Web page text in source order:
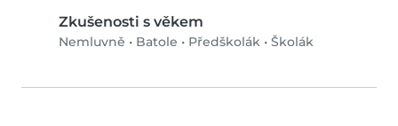
Zkušenosti s věkem
Nemluvně • Batole • Předškolák • Školák